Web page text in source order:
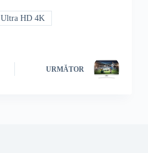
Ultra HD 4K
URMĂTOR